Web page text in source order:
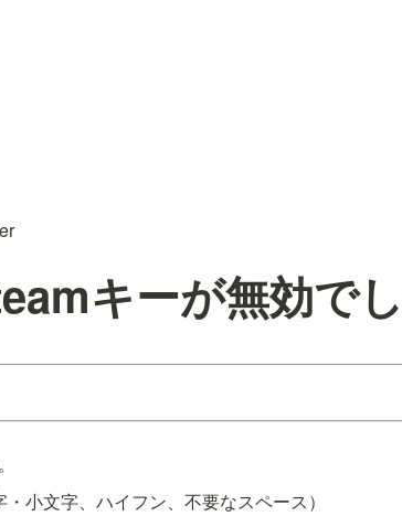
キーが無効でし
小文字、ハイフン、不要なスペース）